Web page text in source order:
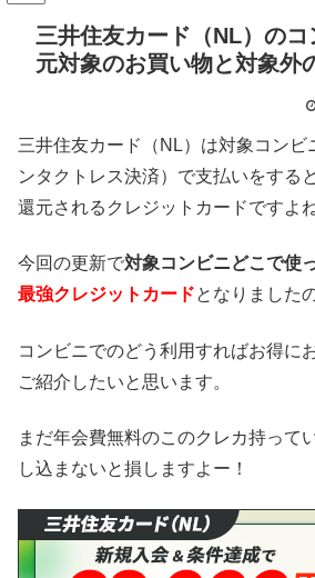
三井住友カード（NL）の
元対象のお買い物と対象外
三井住友カード（NL）は対象コンビ
ンタクトレス決済）で支払いをする
還元されるクレジットカードですよ
今回の更新で対象コンビニどこで使
最強クレジットカードとなりました
コンビニでのどう利用すればお得に
ご紹介したいと思います。
まだ年会費無料のこのクレカ持って
し込まないと損しますよー！